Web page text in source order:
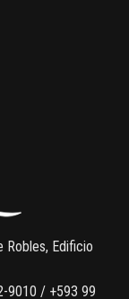
Robles, Edificio
9010 / +593 99